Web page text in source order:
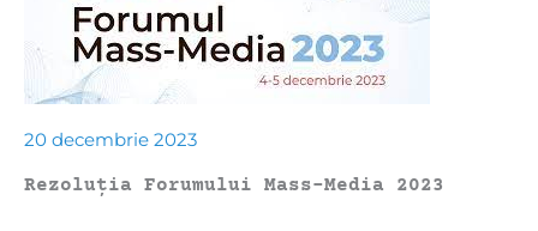
20 decembrie 2023
Rezoluția Forumului Mass-Media 2023